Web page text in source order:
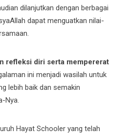
dilanjutkan dengan berbagai
dapat menguatkan nilai-
refleksi diri serta mempererat
ini menjadi wasilah untuk
lebih baik dan semakin
Nya.
Hayat Schooler yang telah